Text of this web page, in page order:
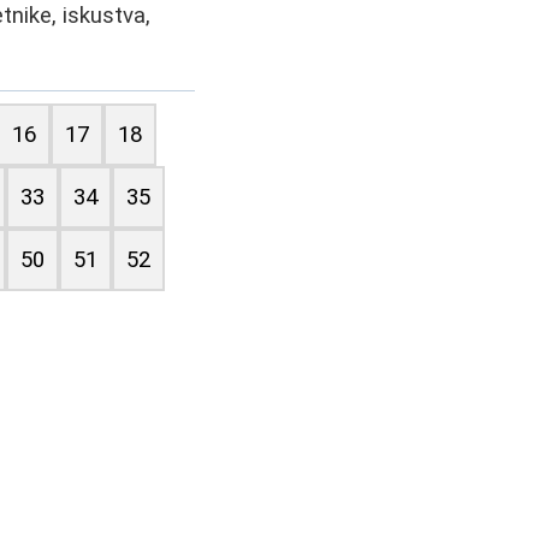
iskustva,
16 17 18
33 34 35
50 51 52